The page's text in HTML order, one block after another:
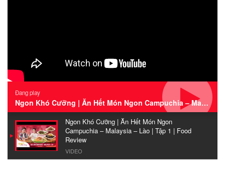
Đang play
Ngon Khó Cưỡng | Ăn Hết Món Ngon Campuchia – Malaysia – Lào | Tập 1 | Food Review
Ngon Khó Cưỡng | Ăn Hết Món Ngon
Campuchia – Malaysia – Lào | Tập 1 | Food
Review
VIDEO